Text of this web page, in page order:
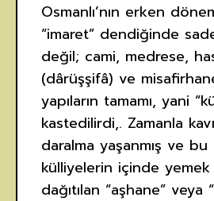
Osmanlı’nın erken
“imaret” dendiğinde
değil; cami, medrese,
(dârüşşifâ) ve
yapıların tamamı, yani
kastedilirdi,. Zamanla
daralma yaşanmış ve bu
külliyelerin içinde
dağıtılan “aşhane” veya